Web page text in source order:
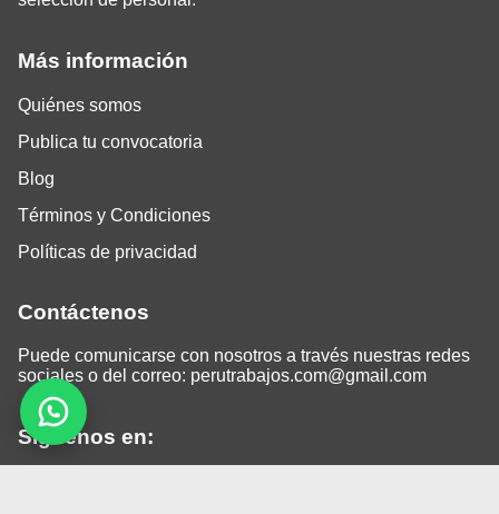
Más información
Quiénes somos
Publica tu convocatoria
Blog
Términos y Condiciones
Políticas de privacidad
Contáctenos
Puede comunicarse con nosotros a través nuestras redes
sociales o del correo: perutrabajos.com@gmail.com
Siguenos en: